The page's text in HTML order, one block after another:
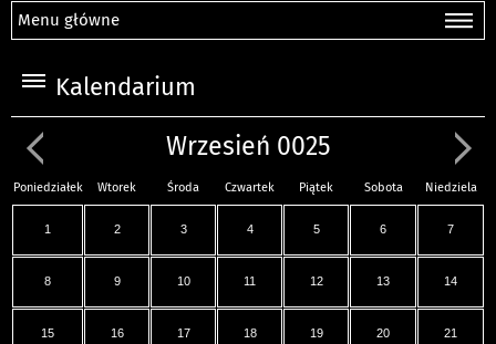
Menu główne
Kalendarium
Wrzesień 0025
Poniedziałek Wtorek Środa Czwartek Piątek Sobota Niedziela
1 2 3 4 5 6 7
8 9 10 11 12 13 14
15 16 17 18 19 20 21